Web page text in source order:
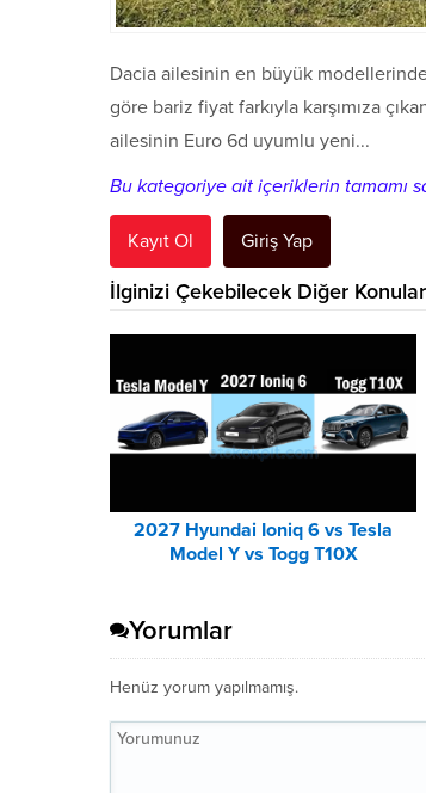
Dacia ailesinin en büyük
göre bariz fiyat farkıyla karşımıza
ailesinin Euro 6d uyumlu yeni...
Bu kategoriye ait içeriklerin tamamı
Kayıt Ol Giriş Yap
İlginizi Çekebilecek Diğer Konular
2027 Hyundai Ioniq 6 vs Tesla
Model Y vs Togg T10X
Yorumlar
Henüz yorum yapılmamış.